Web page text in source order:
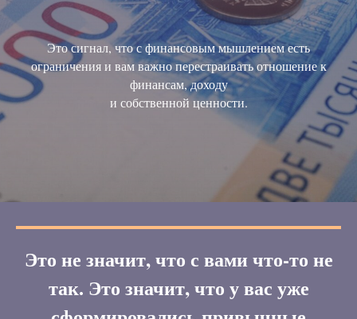
Это сигнал, что с финансовым мышлением есть
ограничения и вам важно перестраивать отношение к
финансам, доходу
и собственной ценности.
Это не значит, что с вами что-то не
так. Это значит, что у вас уже